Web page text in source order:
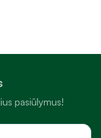
pasiūlymus!